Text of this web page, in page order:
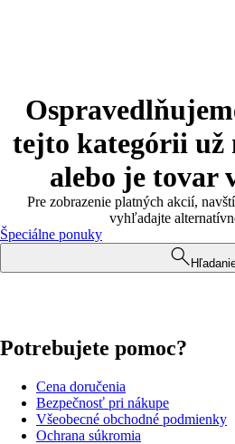
tejto kategórii už
alebo je tovar
Pre zobrazenie platných akcií,
vyhľadajte
Špeciálne ponuky
Potrebujete pomoc?
Cena doručenia
Bezpečnosť pri nákupe
Všeobecné obchodné podmienky
Ochrana súkromia